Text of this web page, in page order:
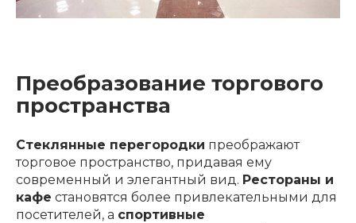
Преобразование торгового
пространства
Стеклянные перегородки преображают
торговое пространство, придавая ему
современный и элегантный вид. Рестораны и
кафе становятся более привлекательными для
посетителей, а спортивные